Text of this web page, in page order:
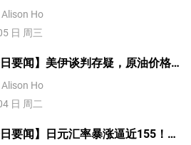
涨，美国ADP就业数据来袭
Alison Ho
日 周三
日要闻】美伊谈判存疑，原油价格
铜价突破1.4万美元
Alison Ho
日 周二
日要闻】日元汇率暴涨逼近155！美